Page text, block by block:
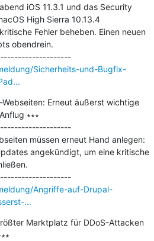
iOS 11.3.1 und das Security
High Sierra 10.13.4
Fehler beheben. Einen neuen
obendrein.
---------------------------------------------
Sicherheits-und-Bugfix-
Erneut äußerst wichtige
∗∗∗
müssen erneut Hand anlegen:
angekündigt, um eine kritische
---------------------------------------------
Angriffe-auf-Drupal-
...
Marktplatz für DDoS-Attacken